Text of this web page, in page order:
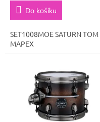
Do košíku
SET1008MOE SATURN TOM
MAPEX